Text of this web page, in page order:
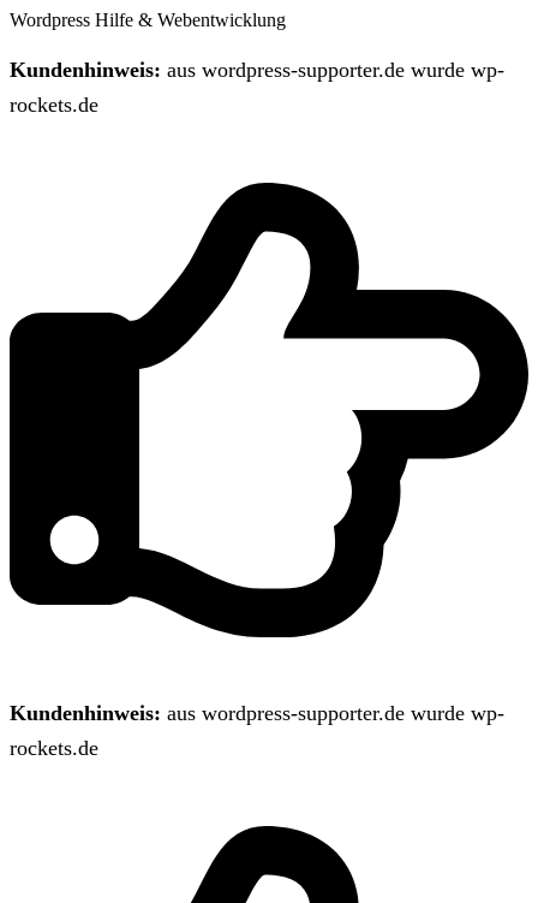
Wordpress Hilfe & Webentwicklung
Kundenhinweis: aus wordpress-supporter.de wurde wp-
rockets.de
Kundenhinweis: aus wordpress-supporter.de wurde wp-
rockets.de